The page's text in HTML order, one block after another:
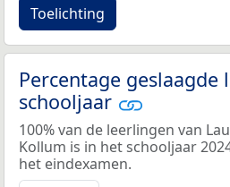
Toelichting
Percentage
schooljaar
100% van de leerlingen van
Kollum is in het schooljaar
het eindexamen.